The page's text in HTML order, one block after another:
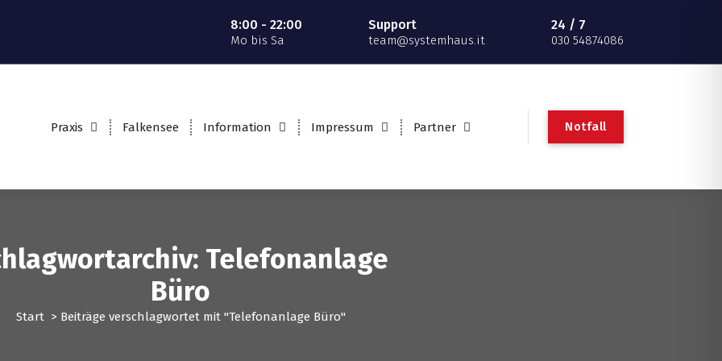
8:00 - 22:00
Mo bis Sa
Support
team@systemhaus.it
24 / 7
030 54874086
Praxis Falkensee Information Impressum Partner Notfall
Telefonanlage
Büro
Start> Beiträge verschlagwortet mit "Telefonanlage Büro"